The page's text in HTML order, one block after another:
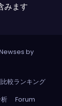
みます
by
較ランキング
Forum